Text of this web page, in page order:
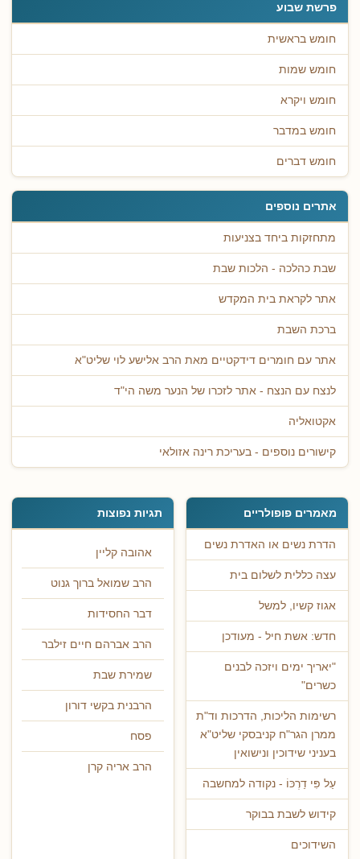
פרשת שבוע
חומש בראשית
חומש שמות
חומש ויקרא
חומש במדבר
חומש דברים
אתרים נוספים
מתחזקות ביחד בצניעות
שבת כהלכה - הלכות שבת
אתר לקראת בית המקדש
ברכת השבת
אתר עם חומרים דידקטיים מאת הרב אלישע לוי שליט"א
לנצח עם הנצח - אתר לזכרו של הנער משה הי"ד
אקטואליה
קישורים נוספים - בעריכת רינה אזולאי
מאמרים פופולריים
הדרת נשים או האדרת נשים
עצה כללית לשלום בית
אגוז קשיו, למשל
חדש: אשת חיל - מעודכן
"יאריך ימים ויזכה לבנים
כשרים"
רשימות הליכות, הדרכות וד"ת
ממרן הגר"ח קניבסקי שליט"א
בעניני שידוכין ונישואין
עַל פִּי דַרְכּוֹ - נקודה למחשבה
קידוש לשבת בבוקר
השידוכים
תגיות נפוצות
אהובה קליין
הרב שמואל ברוך גנוט
דבר החסידות
הרב אברהם חיים זילבר
שמירת שבת
הרבנית בקשי דורון
פסח
הרב אריה קרן